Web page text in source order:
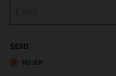
Bolivia
SEXO
MUJER